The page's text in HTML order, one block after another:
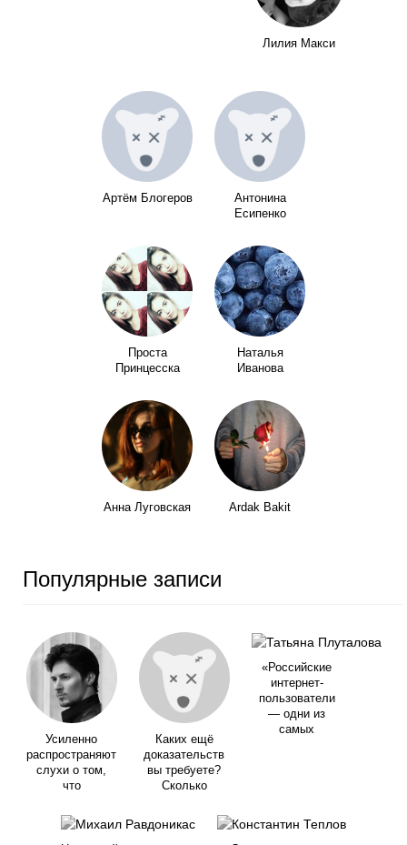
Лилия Макси
Артём Блогеров
Антонина
Есипенко
Проста
Принцесска
Наталья
Иванова
Анна Луговская Ardak Bakit
Популярные записи
Усиленно
распространяют
слухи о том,
что
Каких ещё
доказательств
вы требуете?
Сколько
«Российские
интернет-
пользователи
— одни из
самых